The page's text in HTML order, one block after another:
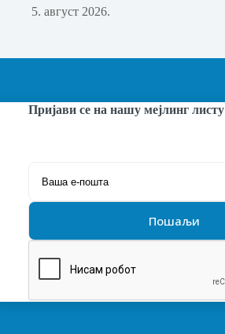
5. август 2026.
Пријави се на нашу мејлинг листу